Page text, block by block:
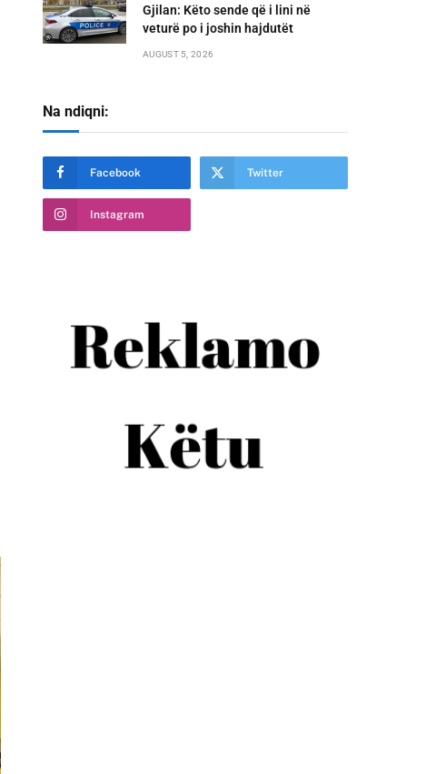
Gjilan: Këto sende që i lini në
veturë po i joshin hajdutët
AUGUST 5, 2026
Na ndiqni:
Facebook Twitter
Instagram